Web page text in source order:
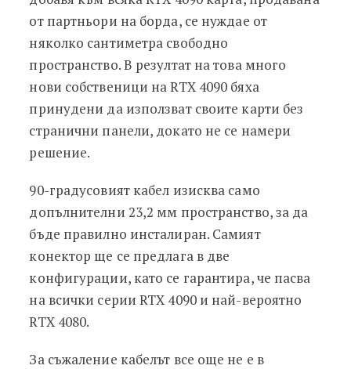
от партньори на борда, се нуждае от
няколко сантиметра свободно
пространство. В резултат на това много
нови собственици на RTX 4090 бяха
принудени да използват своите карти без
странични панели, докато не се намери
решение.
90-градусовият кабел изисква само
допълнителни 23,2 мм пространство, за да
бъде правилно инсталиран. Самият
конектор ще се предлага в две
конфигурации, като се гарантира, че пасва
на всички серии RTX 4090 и най-вероятно
RTX 4080.
За съжаление кабелът все още не е в